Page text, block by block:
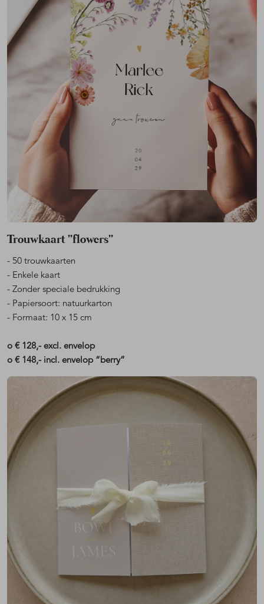
Trouwkaart ''flowers''
- 50 trouwkaarten
- Enkele kaart
- Zonder speciale bedrukking
- Papiersoort: natuurkarton
- Formaat: 10 x 15 cm
o € 128,- excl. envelop
o € 148,- incl. envelop “berry”